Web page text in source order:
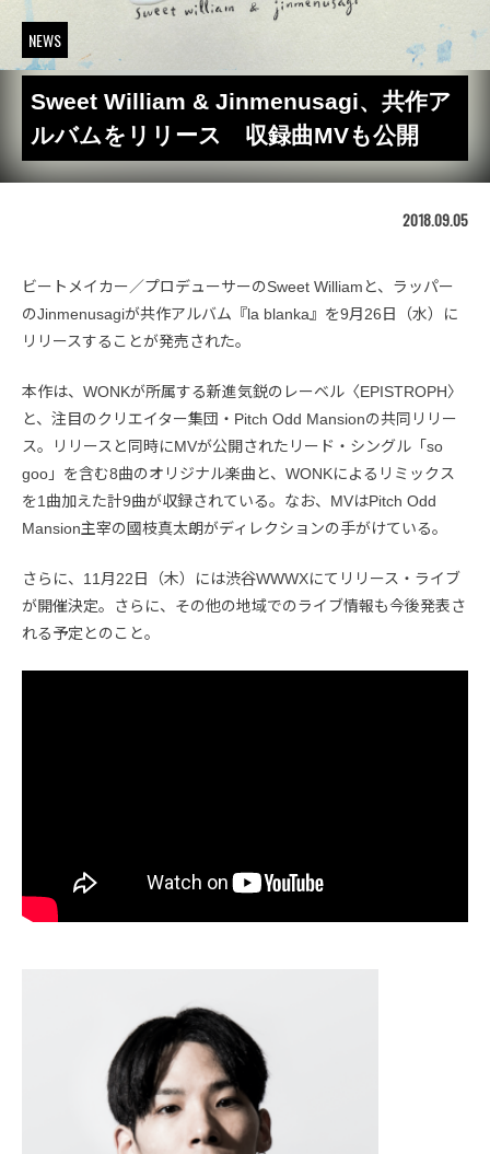
NEWS
Sweet William & Jinmenusagi、共作ア
ルバムをリリース 収録曲MVも公開
2018.09.05
ビートメイカー／プロデューサーのSweet Williamと、ラッパー
のJinmenusagiが共作アルバム『la blanka』を9月26日（水）に
リリースすることが発売された。
本作は、WONKが所属する新進気鋭のレーベル〈EPISTROPH〉
と、注目のクリエイター集団・Pitch Odd Mansionの共同リリー
ス。リリースと同時にMVが公開されたリード・シングル「so
goo」を含む8曲のオリジナル楽曲と、WONKによるリミックス
を1曲加えた計9曲が収録されている。なお、MVはPitch Odd
Mansion主宰の國枝真太朗がディレクションの手がけている。
さらに、11月22日（木）には渋谷WWWXにてリリース・ライブ
が開催決定。さらに、その他の地域でのライブ情報も今後発表さ
れる予定とのこと。